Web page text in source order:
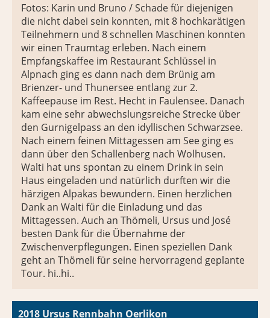
Fotos: Karin und Bruno / Schade für diejenigen
die nicht dabei sein konnten, mit 8 hochkarätigen
Teilnehmern und 8 schnellen Maschinen konnten
wir einen Traumtag erleben. Nach einem
Empfangskaffee im Restaurant Schlüssel in
Alpnach ging es dann nach dem Brünig am
Brienzer- und Thunersee entlang zur 2.
Kaffeepause im Rest. Hecht in Faulensee. Danach
kam eine sehr abwechslungsreiche Strecke über
den Gurnigelpass an den idyllischen Schwarzsee.
Nach einem feinen Mittagessen am See ging es
dann über den Schallenberg nach Wolhusen.
Walti hat uns spontan zu einem Drink in sein
Haus eingeladen und natürlich durften wir die
härzigen Alpakas bewundern. Einen herzlichen
Dank an Walti für die Einladung und das
Mittagessen. Auch an Thömeli, Ursus und José
besten Dank für die Übernahme der
Zwischenverpflegungen. Einen speziellen Dank
geht an Thömeli für seine hervorragend geplante
Tour. hi..hi..
2018 Ursus Rennbahn Oerlikon